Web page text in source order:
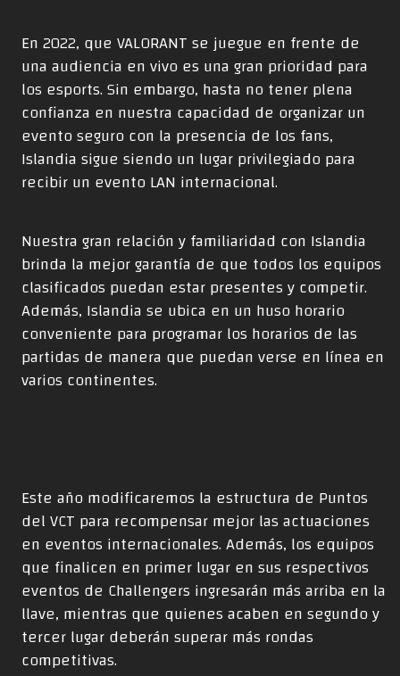
En 2022, que VALORANT se juegue en frente de
una audiencia en vivo es una gran prioridad para
los esports. Sin embargo, hasta no tener plena
confianza en nuestra capacidad de organizar un
evento seguro con la presencia de los fans,
Islandia sigue siendo un lugar privilegiado para
recibir un evento LAN internacional.
Nuestra gran relación y familiaridad con Islandia
brinda la mejor garantía de que todos los equipos
clasificados puedan estar presentes y competir.
Además, Islandia se ubica en un huso horario
conveniente para programar los horarios de las
partidas de manera que puedan verse en línea en
varios continentes.
Este año modificaremos la estructura de Puntos
del VCT para recompensar mejor las actuaciones
en eventos internacionales. Además, los equipos
que finalicen en primer lugar en sus respectivos
eventos de Challengers ingresarán más arriba en la
llave, mientras que quienes acaben en segundo y
tercer lugar deberán superar más rondas
competitivas.